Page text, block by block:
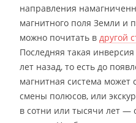
направления
магнитного поля Земли и
можно почитать в другой
Последняя такая
лет назад, то есть до
магнитная система может
смены полюсов, или
в сотни или тысячи лет —